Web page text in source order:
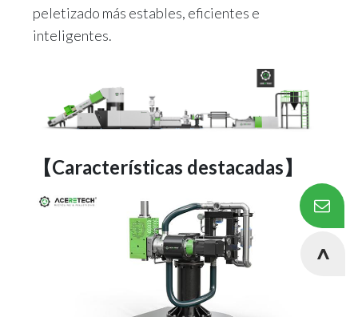
peletizado más estables, eficientes e
inteligentes.
【Características destacadas】